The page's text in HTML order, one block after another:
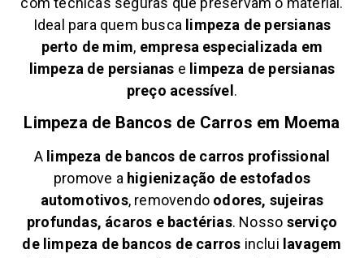
Ideal para quem busca limpeza de persianas
perto de mim, empresa especializada em
limpeza de persianas e limpeza de persianas
preço acessível.
Limpeza de Bancos de Carros em Moema
A limpeza de bancos de carros profissional
promove a higienização de estofados
automotivos, removendo odores, sujeiras
profundas, ácaros e bactérias. Nosso serviço
de limpeza de bancos de carros inclui lavagem